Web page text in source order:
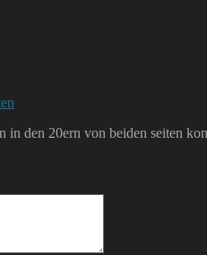
in den 20ern von beiden seiten